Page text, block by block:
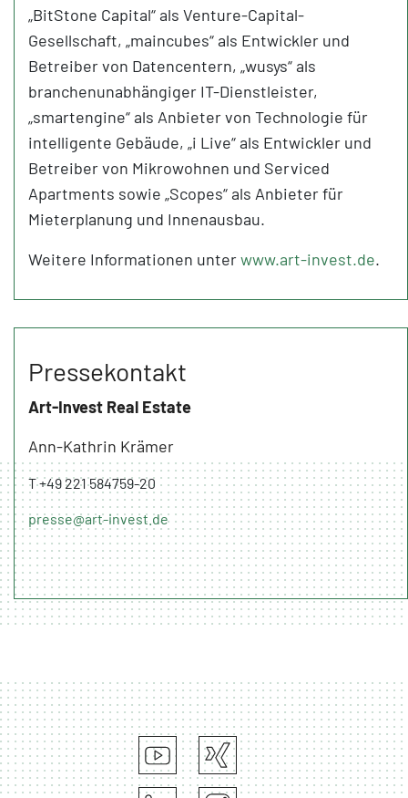
„BitStone Capital“ als Venture-Capital-
Gesellschaft, „maincubes“ als Entwickler und
Betreiber von Datencentern, „wusys“ als
branchenunabhängiger IT-Dienstleister,
„smartengine“ als Anbieter von Technologie für
intelligente Gebäude, „i Live“ als Entwickler und
Betreiber von Mikrowohnen und Serviced
Apartments sowie „Scopes“ als Anbieter für
Mieterplanung und Innenausbau.
Weitere Informationen unterwww.art-invest.de.
Pressekontakt
Art-Invest Real Estate
Ann-Kathrin Krämer
T +49 221 584759-20
presse@art-invest.de